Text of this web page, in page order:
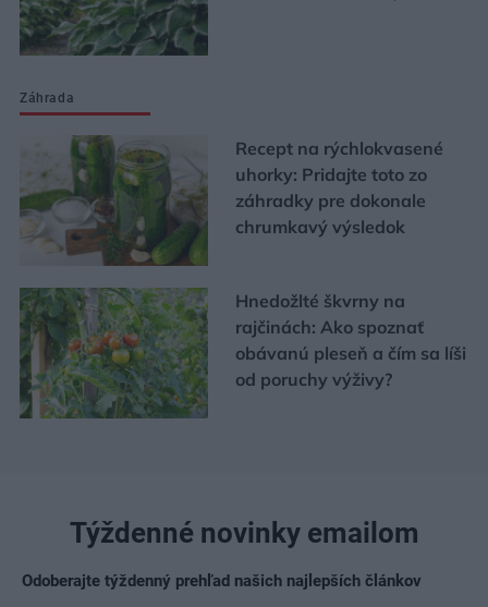
Záhrada
Recept na rýchlokvasené
uhorky: Pridajte toto zo
záhradky pre dokonale
chrumkavý výsledok
Hnedožlté škvrny na
rajčinách: Ako spoznať
obávanú pleseň a čím sa líši
od poruchy výživy?
Týždenné novinky emailom
Odoberajte týždenný prehľad našich najlepších článkov